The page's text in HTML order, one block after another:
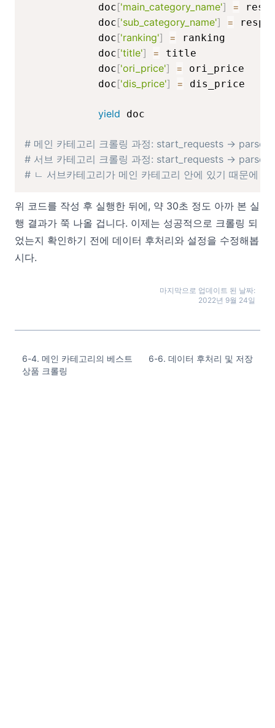
            doc
['main_category_name'] =
            doc
['sub_category_name'] =
            doc
['ranking'] =
ranking
            doc
['title'] =
title
            doc
['ori_price'] =
ori_price
            doc
['dis_price'] = dis_price
yield doc
# 메인 카테고리 크롤링 과정: start_requests ->
# 서브 카테고리 크롤링 과정: start_requests ->
# ㄴ 서브카테고리가 메인 카테고리 안에 있기 때문에
위 코드를 작성 후 실행한 뒤에, 약 30초 정도 아까 본 실
행 결과가 쭉 나올 겁니다. 이제는 성공적으로 크롤링 되
었는지 확인하기 전에 데이터 후처리와 설정을 수정해봅
시다.
마지막으로 업데이트 된 날짜:
2022년 9월 24일
6-4. 메인 카테고리의 베스트
상품 크롤링
6-6. 데이터 후처리 및 저장